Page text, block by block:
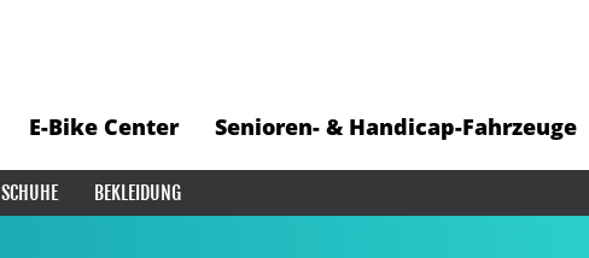
E-Bike Center Senioren- & Handicap-Fahrzeuge
SCHUHE
BEKLEIDUNG